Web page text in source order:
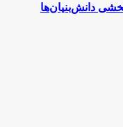
دانش‌بنیان‌ها